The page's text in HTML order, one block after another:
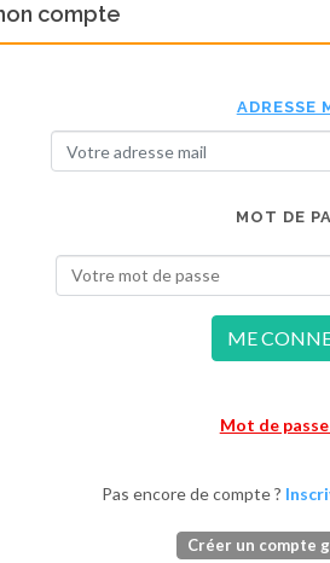
compte
ADRESSE
MOT DE
ME
Mot de
Pas encore de compte ?
Créer un compte